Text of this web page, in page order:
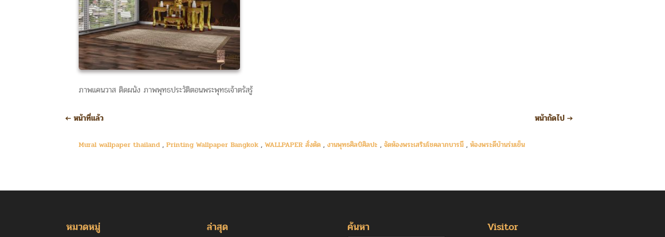
ภาพแคนวาส ติดผนัง ภาพพุทธประวัติตอนพระพุทธเจ้าตรัสรู้
← หน้าที่แล้ว หน้าถัดไป →
Mural wallpaper thailand , Printing Wallpaper Bangkok , WALLPAPER สั่งตัด , งานพุทธศิลป์ศิลปะ , จัดห้องพระเสริมโชคลาภบารมี , ห้องพระดีบ้านร่มเย็น
หมวดหมู่ ล่าสุด ค้นหา Visitor